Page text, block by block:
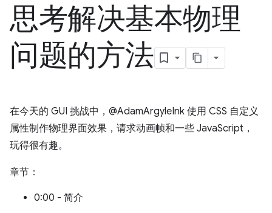
思考解决基本物理
问题的方法
在今天的 GUI 挑战中，@AdamArgyleInk 使用 CSS 自定义
属性制作物理界面效果，请求动画帧和一些 JavaScript，
玩得很有趣。
章节：
0:00 - 简介